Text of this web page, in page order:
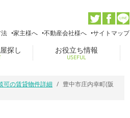
家主様へ 不動産会社様へ サイトマップ
探し お役立ち情報
USEFUL
可の賃貸物件詳細
豊中市庄内幸町(阪